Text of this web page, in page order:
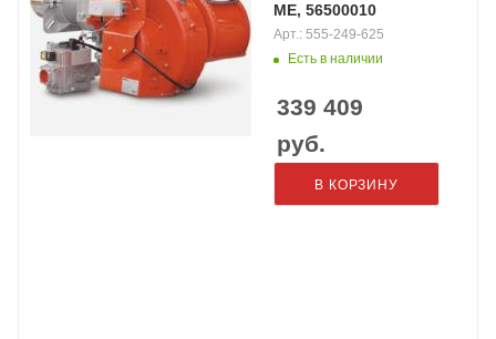
ME, 56500010
Есть в наличии
Арт.: 555-249-625
339 409
руб.
В КОРЗИНУ